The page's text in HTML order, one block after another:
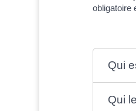
obligatoire
Qui
Qui